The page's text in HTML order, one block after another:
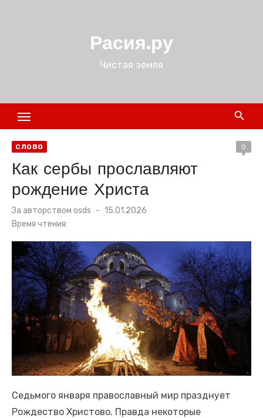
Расия.ру
Чистая земля
СЛОВО 0
Как сербы прославляют
рождение Христа
За авторством osds
Размещено
15.01.2026
Время чтения:
Седьмого января православный мир празднует
Рождество Христово. Правда некоторые